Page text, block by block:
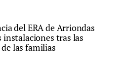
del ERA de Arriondas
instalaciones tras las
las familias